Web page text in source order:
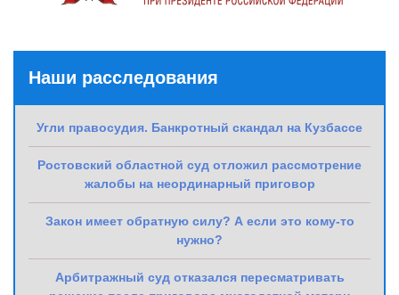
Наши расследования
Угли правосудия. Банкротный скандал на Кузбассе
Ростовский областной суд отложил рассмотрение
жалобы на неординарный приговор
Закон имеет обратную силу? А если это кому-то
нужно?
Арбитражный суд отказался пересматривать